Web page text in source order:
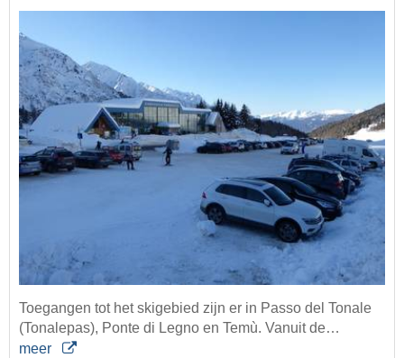
Toegangen tot het skigebied zijn er in Passo del Tonale
(Tonalepas), Ponte di Legno en Temù. Vanuit de…
meer